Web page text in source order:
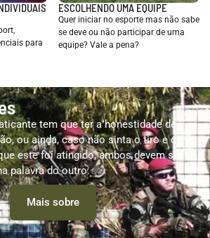
para
ESCOLHENDO UMA EQUIPE
Quer iniciar no esporte mas não sabe
se deve ou não participar de uma
equipe? Vale a pena?
tem que ter a honestidade de
ou ainda, caso não sinta o tiro e o
este foi atingido, ambos devem ser
palavra do outro.
Mais sobre